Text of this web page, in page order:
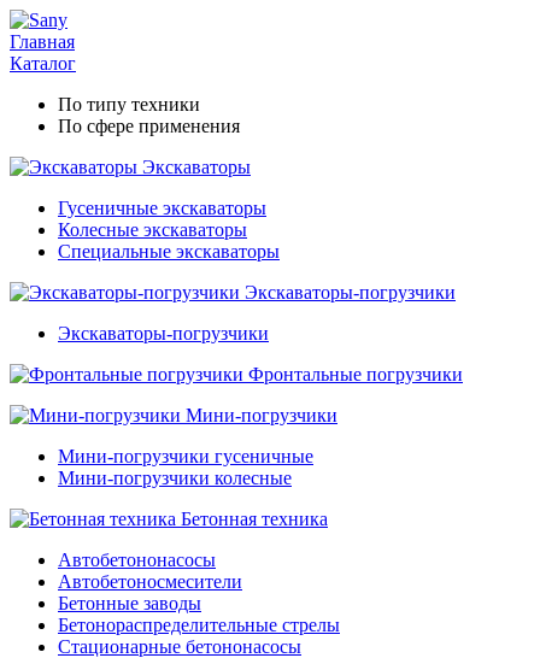
Главная
Каталог
По типу техники
По сфере применения
Экскаваторы
Гусеничные экскаваторы
Колесные экскаваторы
Специальные экскаваторы
Экскаваторы-погрузчики
Экскаваторы-погрузчики
Фронтальные погрузчики
Мини-погрузчики
Мини-погрузчики гусеничные
Мини-погрузчики колесные
Бетонная техника
Автобетононасосы
Автобетоносмесители
Бетонные заводы
Бетонораспределительные стрелы
Стационарные бетононасосы